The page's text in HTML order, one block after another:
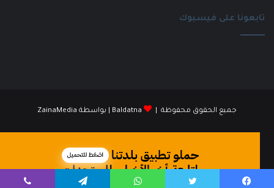
تابعونا على فيسبوك
جميع الحقوق محفوظة | Baldatna | بواسطة ZainaMedia